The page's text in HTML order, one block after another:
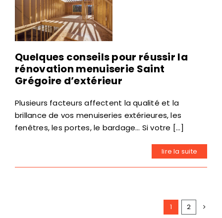
Quelques conseils pour réussir la
rénovation menuiserie Saint
Grégoire d’extérieur
Plusieurs facteurs affectent la qualité et la
brillance de vos menuiseries extérieures, les
fenêtres, les portes, le bardage… Si votre [...]
lire la suite
1 2